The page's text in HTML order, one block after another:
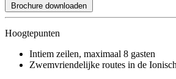
Brochure downloaden
Hoogtepunten
Intiem zeilen, maximaal 8 gasten
Zwemvriendelijke routes in de